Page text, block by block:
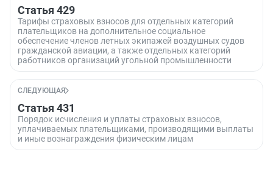
Статья 429
Тарифы страховых взносов для отдельных категорий
плательщиков на дополнительное социальное
обеспечение членов летных экипажей воздушных судов
гражданской авиации, а также отдельных категорий
работников организаций угольной промышленности
СЛЕДУЮЩАЯ
Статья 431
Порядок исчисления и уплаты страховых взносов,
уплачиваемых плательщиками, производящими выплаты
и иные вознаграждения физическим лицам